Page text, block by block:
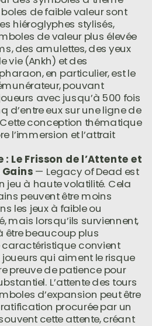
de faible valeur sont
hiéroglyphes stylisés,
de valeur plus élevée
des amulettes, des yeux
vie (Ankh) et des
en particulier, est le
pouvant
avec jusqu’à 500 fois
d’entre eux sur une ligne de
conception thématique
l’immersion et l’attrait
Le Frisson de l’Attente et
— Legacy of Dead est
jeu à haute volatilité. Cela
peuvent être moins
les jeux à faible ou
mais lorsqu’ils surviennent,
être beaucoup plus
convient
qui aiment le risque
preuve de patience pour
L’attente des tours
d’expansion peut être
procurée par un
cette attente, créant